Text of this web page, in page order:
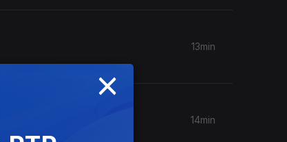
13min
14min
×